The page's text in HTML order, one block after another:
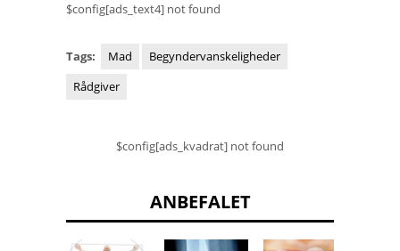
$config[ads_text4] not found
Tags: Mad
Begyndervanskeligheder
Rådgiver
$config[ads_kvadrat] not found
ANBEFALET